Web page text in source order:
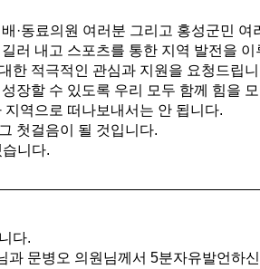
·동료의원 여러분 그리고 홍성군민 여
러 내고 스포츠를 통한 지역 발전을
한 적극적인 관심과 지원을 요청드립
장할 수 있도록 우리 모두 함께 힘을
역으로 떠나보내서는 안 됩니다.
첫걸음이 될 것입니다.
니다.
다.
과 문병오 의원님께서 5분자유발언하